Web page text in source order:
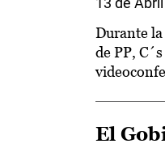
Durante
de PP,
El